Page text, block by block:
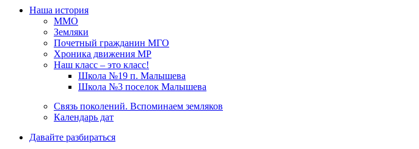
Наша история
ММО
Земляки
Почетный гражданин МГО
Хроника движения МР
Наш класс – это класс!
Школа №19 п. Малышева
Школа №3 поселок Малышева
Связь поколений. Вспоминаем земляков
Календарь дат
Давайте разбираться